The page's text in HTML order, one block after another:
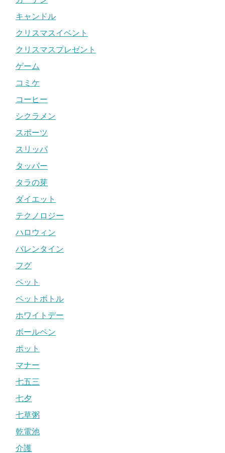
キャンドル
クリスマスイベント
クリスマスプレゼント
ゲーム
コミケ
コーヒー
シクラメン
スポーツ
スリッパ
タッパー
タラの芽
ダイエット
テクノロジー
ハロウィン
バレンタイン
フグ
ペット
ペットボトル
ホワイトデー
ボールペン
ポット
マナー
七五三
七夕
七草粥
乾電池
介護